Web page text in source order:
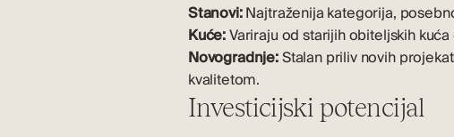
Stanovi:Najtraženija kategorija,
Kuće:Variraju od starijih obiteljskih
Novogradnje:Stalan priliv novih
kvalitetom.
Investicijski potencijal